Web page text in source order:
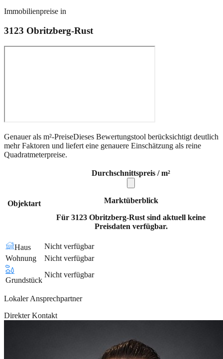
Immobilienpreise in
3123 Obritzberg-Rust
Genauer als m²-PreiseDieses Bewertungstool berücksichtigt deutlich
mehr Faktoren und liefert eine genauere Einschätzung als reine
Quadratmeterpreise.
Objektart
Durchschnittspreis / m²
Marktüberblick
Für 3123 Obritzberg-Rust sind aktuell keine
Preisdaten verfügbar.
Haus
Nicht verfügbar
Wohnung
Nicht verfügbar
Grundstück
Nicht verfügbar
Lokaler Ansprechpartner
Direkter Kontakt